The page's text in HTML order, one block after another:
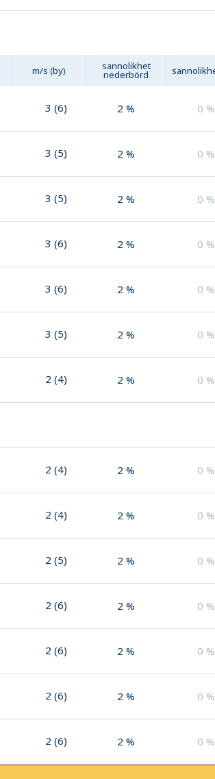
m/s (by) sannolikhet
nederbörd
3 (6) 2 % 0 %
3 (5) 2 % 0 %
3 (5) 2 % 0 %
3 (6) 2 % 0 %
3 (6) 2 % 0 %
3 (5) 2 % 0 %
2 (4) 2 % 0 %
2 (4) 2 % 0 %
2 (4) 2 % 0 %
2 (5) 2 % 0 %
2 (6) 2 % 0 %
2 (6) 2 % 0 %
2 (6) 2 % 0 %
2 (6) 2 % 0 %